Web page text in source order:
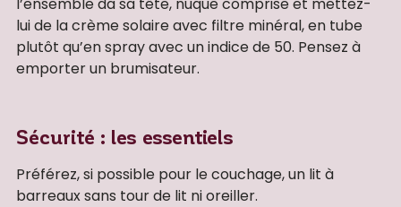
lui de la crème solaire avec filtre minéral, en tube
plutôt qu’en spray avec un indice de 50. Pensez à
emporter un brumisateur.
Sécurité : les essentiels
Préférez, si possible pour le couchage, un lit à
barreaux sans tour de lit ni oreiller.